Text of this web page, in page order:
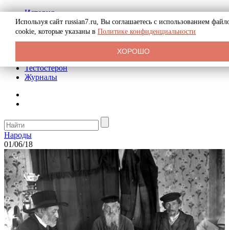
История
Биография
Криминал
Реклама на сайте
Тестостерон
Журналы
Народы
01/06/18
Используя сайт russian7.ru, Вы соглашаетесь с использованием
cookie, которые указаны в Политике конфиденциальности
ХОРОШО